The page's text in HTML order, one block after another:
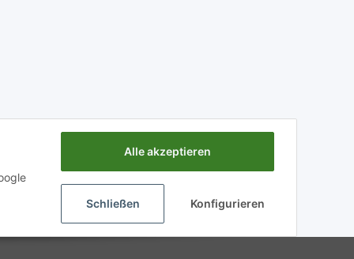
Alle akzeptieren
Schließen Konfigurieren